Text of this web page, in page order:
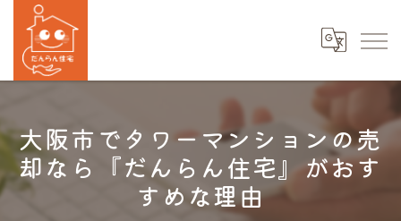
大阪市でタワーマンションの売
却なら『だんらん住宅』がおす
すめな理由